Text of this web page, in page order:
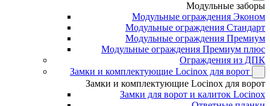
Модульные заборы
Модульные ограждения Эконом
Модульные ограждения Стандарт
Модульные ограждения Премиум
Модульные ограждения Премиум плюс
Ограждения из ДПК
Замки и комплектующие Locinox для ворот
Замки и комплектующие Locinox для ворот
Замки для ворот и калиток Locinox